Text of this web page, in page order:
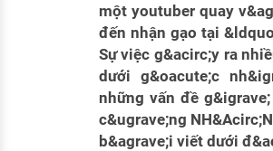
Danh sách nhà tuyển dụng
Nhà tuyển dụng hàng đầu
Mẫu CV hiện đại
Thuế thu nhập
Hồ sơ biểu mẫu
Chính sách lao động
KHÁM PHÁ NGHỀ NGHIỆP
một youtuber quay
đến nhận gạo tại
Sự việc g&acirc;y ra
dưới g&oacute;c
những vấn đề
c&ugrave;ng
b&agrave;i viết dưới